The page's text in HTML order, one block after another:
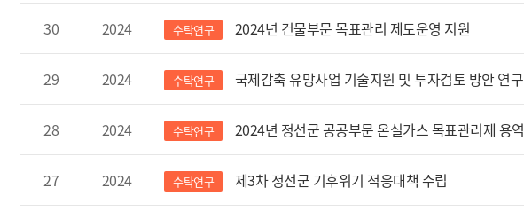
30 2024 수탁연구 2024년 건물부문 목표관리 제도운영 지원
29 2024 수탁연구 국제감축 유망사업 기술지원 및 투자검토 방안 연구
28 2024 수탁연구 2024년 정선군 공공부문 온실가스 목표관리제 용역
27 2024 수탁연구 제3차 정선군 기후위기 적응대책 수립